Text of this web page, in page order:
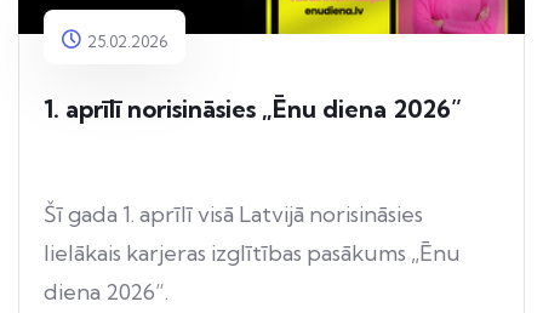
25.02.2026
1. aprīlī norisināsies „Ēnu diena 2026”
Šī gada 1. aprīlī visā Latvijā norisināsies
lielākais karjeras izglītības pasākums „Ēnu
diena 2026”.